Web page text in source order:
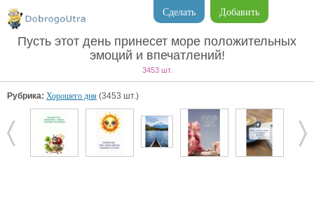
Добавить
Сделать
Пусть этот день принесет море положительных
эмоций и впечатлений!
3453 шт.
Рубрика: Хорошего дня (3453 шт.)